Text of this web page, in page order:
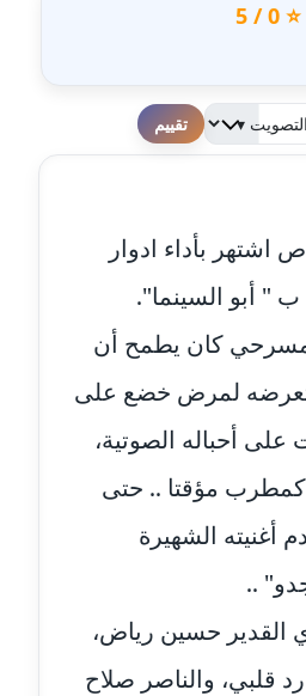
الفتاح
كمال
علم
خوجة
⭐ 0 / 5
لطفا قم بالتقييم
بأداء ادوار
" أبو السينما".
مسرحي كان يطمح أن
تعرضه لمرض خضع على
على أحباله الصوتية،
مؤقتا .. حتى
أغنيته الشهيرة
..
القدير حسين رياض،
قلبي، والناصر صلاح